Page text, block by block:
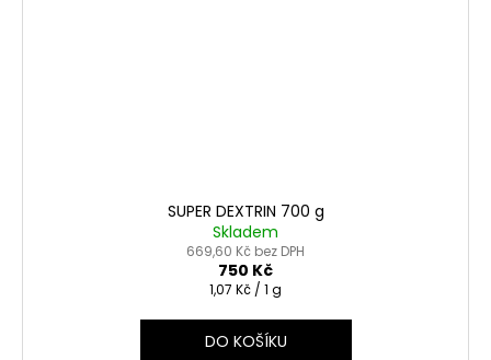
SUPER DEXTRIN 700 g
Skladem
669,60 Kč bez DPH
750 Kč
Měrná
1,07 Kč / 1 g
DO KOŠÍKU